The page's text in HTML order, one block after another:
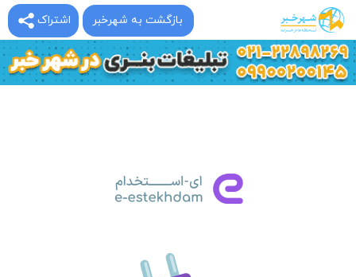
اشتراک بازگشت به شهرخبر